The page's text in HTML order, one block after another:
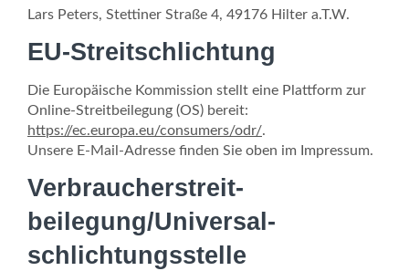
Lars Peters, Stettiner Straße 4, 49176 Hilter a.T.W.
EU-Streitschlichtung
Die Europäische Kommission stellt eine Plattform zur
Online-Streitbeilegung (OS) bereit:
https://ec.europa.eu/consumers/odr/.
Unsere E-Mail-Adresse finden Sie oben im Impressum.
Verbraucher­streit­
beilegung/Universal­
schlichtungs­stelle